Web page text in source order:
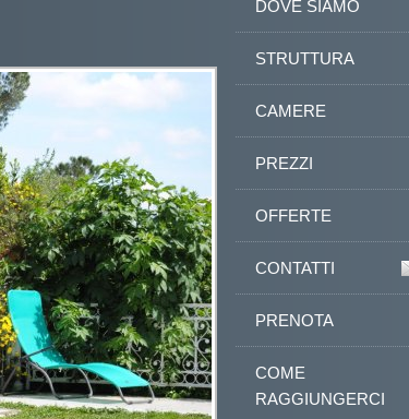
DOVE SIAMO
STRUTTURA
CAMERE
PREZZI
OFFERTE
CONTATTI
PRENOTA
COME
RAGGIUNGERCI